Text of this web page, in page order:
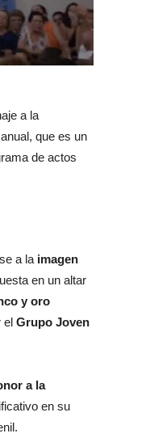
a la
que es un
de actos
a la imagen
en un altar
y oro
el Grupo Joven
a la
en su